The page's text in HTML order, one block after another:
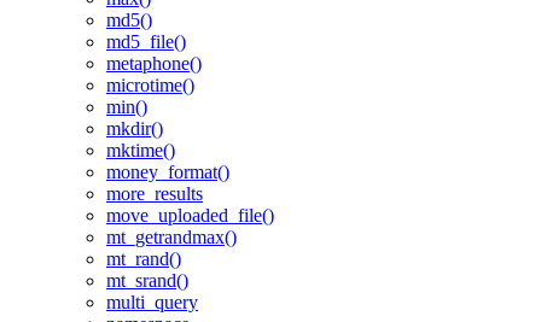
md5()
md5_file()
metaphone()
microtime()
min()
mkdir()
mktime()
money_format()
more_results
move_uploaded_file()
mt_getrandmax()
mt_rand()
mt_srand()
multi_query